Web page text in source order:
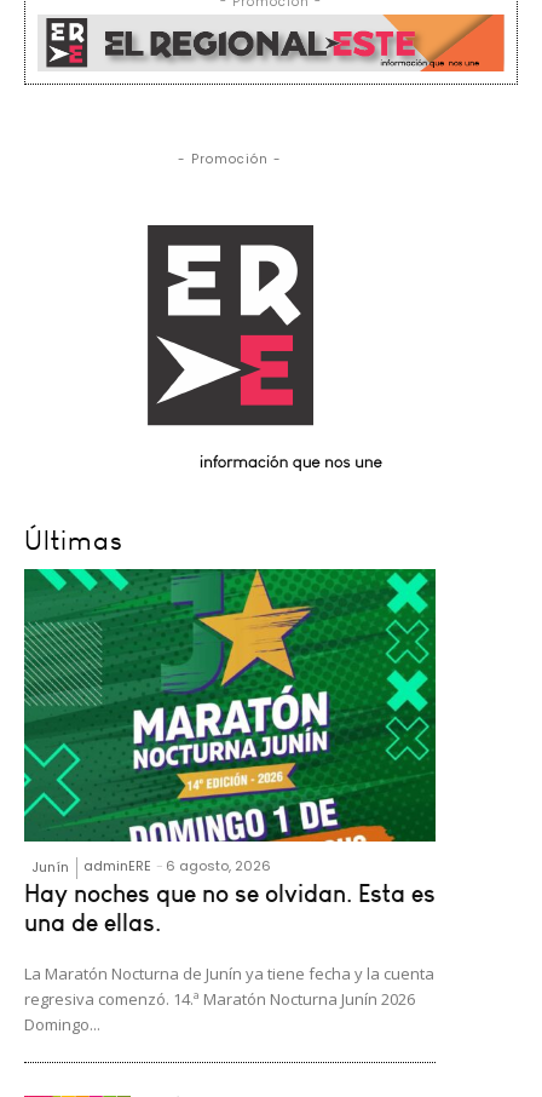
- Promoción -
Últimas
Junín adminERE - 6 agosto, 2026
Hay noches que no se olvidan. Esta es
una de ellas.
La Maratón Nocturna de Junín ya tiene fecha y la cuenta
regresiva comenzó. 14.ª Maratón Nocturna Junín 2026
Domingo...